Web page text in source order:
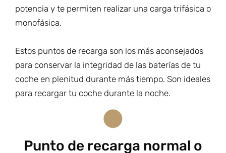
potencia y te permiten realizar una carga trifásica o
monofásica.
Estos puntos de recarga son los más aconsejados
para conservar la integridad de las baterías de tu
coche en plenitud durante más tiempo. Son ideales
para recargar tu coche durante la noche.
Punto de recarga normal o